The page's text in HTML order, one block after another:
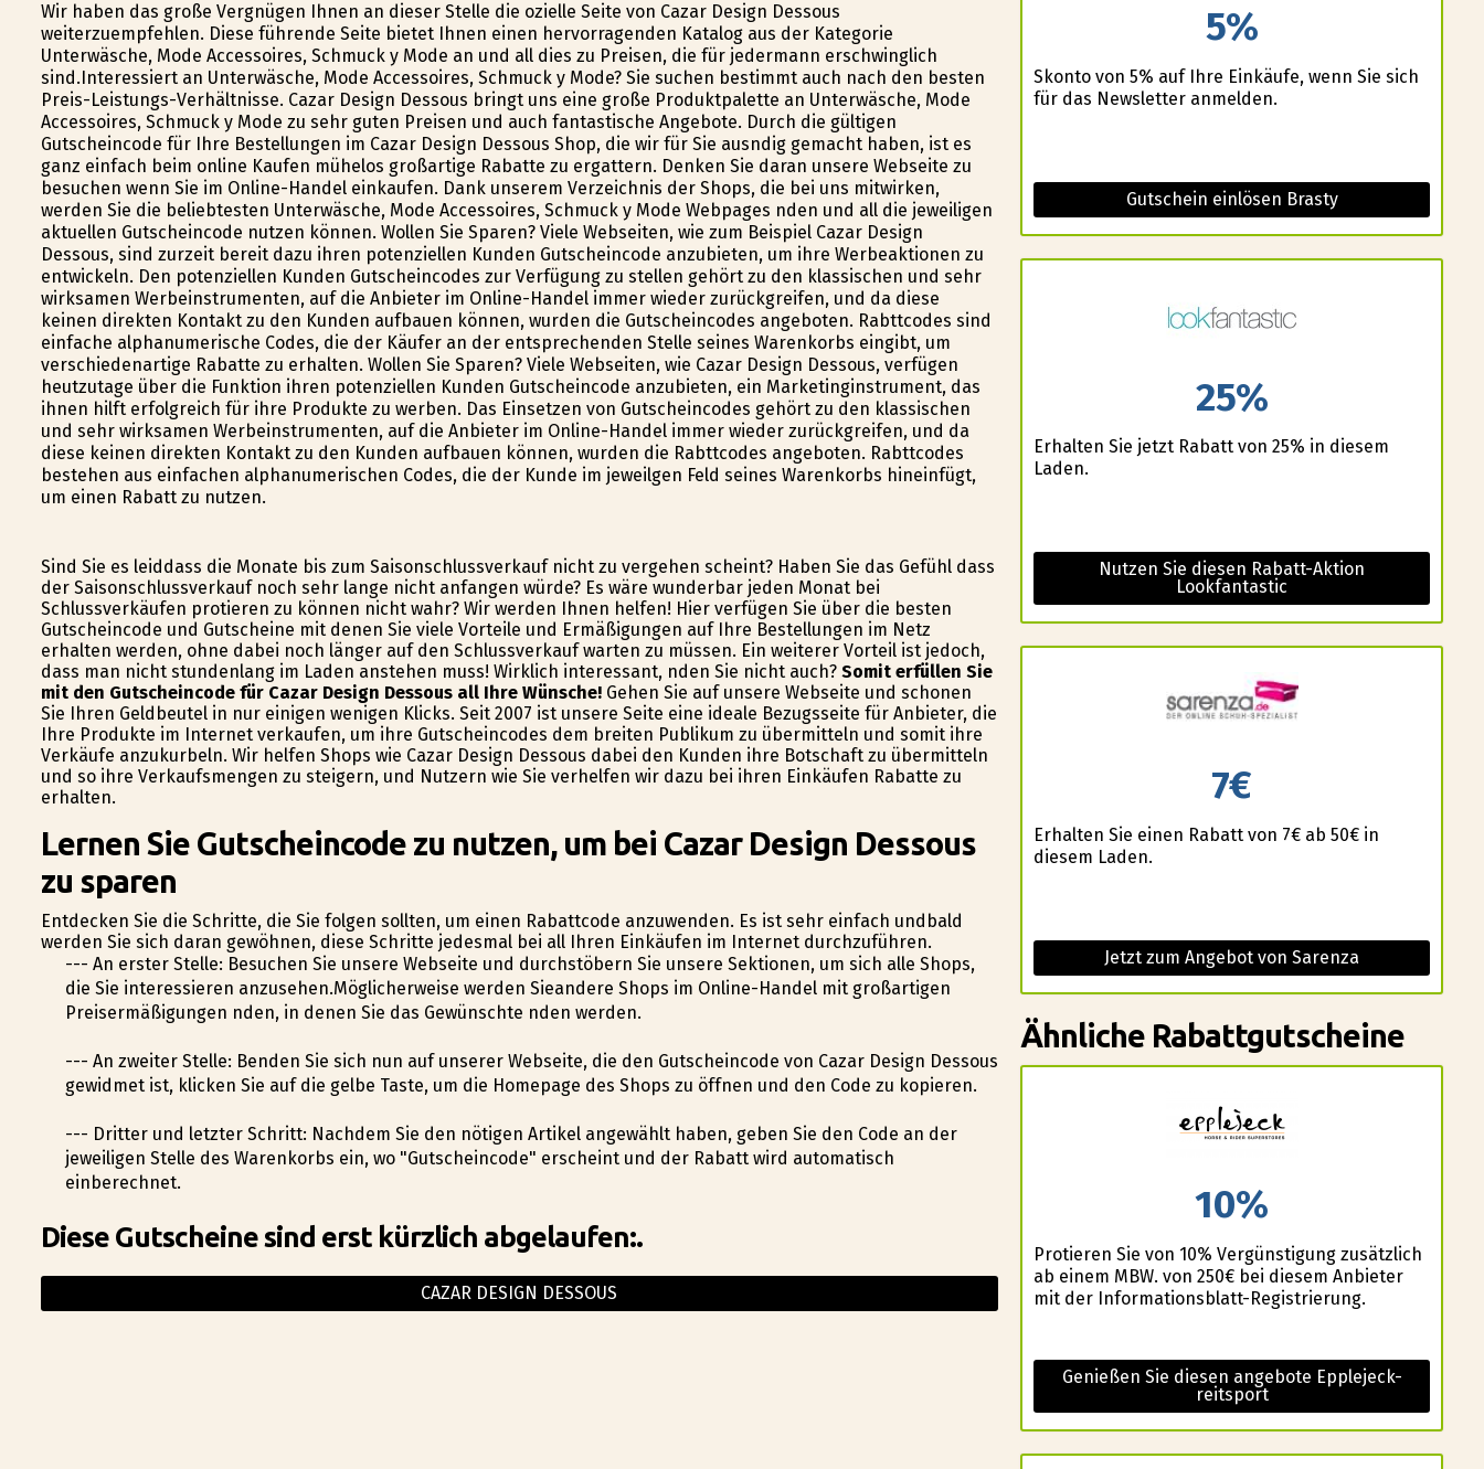
Wir haben das große Vergnügen Ihnen an dieser Stelle die ofizielle Seite von Cazar Design Dessous
weiterzuempfehlen. Diese führende Seite bietet Ihnen einen hervorragenden Katalog aus der Kategorie
Unterwäsche, Mode Accessoires, Schmuck y Mode an und all dies zu Preisen, die für jedermann erschwinglich
sind.Interessiert an Unterwäsche, Mode Accessoires, Schmuck y Mode? Sie suchen bestimmt auch nach den besten
Preis-Leistungs-Verhältnisse. Cazar Design Dessous bringt uns eine große Produktpalette an Unterwäsche, Mode
Accessoires, Schmuck y Mode zu sehr guten Preisen und auch fantastische Angebote. Durch die gültigen
Gutscheincode für Ihre Bestellungen im Cazar Design Dessous Shop, die wir für Sie ausfindig gemacht haben, ist es
ganz einfach beim online Kaufen mühelos großartige Rabatte zu ergattern. Denken Sie daran unsere Webseite zu
besuchen wenn Sie im Online-Handel einkaufen. Dank unserem Verzeichnis der Shops, die bei uns mitwirken,
werden Sie die beliebtesten Unterwäsche, Mode Accessoires, Schmuck y Mode Webpages finden und all die jeweiligen
aktuellen Gutscheincode nutzen können. Wollen Sie Sparen? Viele Webseiten, wie zum Beispiel Cazar Design
Dessous, sind zurzeit bereit dazu ihren potenziellen Kunden Gutscheincode anzubieten, um ihre Werbeaktionen zu
entwickeln. Den potenziellen Kunden Gutscheincodes zur Verfügung zu stellen gehört zu den klassischen und sehr
wirksamen Werbeinstrumenten, auf die Anbieter im Online-Handel immer wieder zurückgreifen, und da diese
keinen direkten Kontakt zu den Kunden aufbauen können, wurden die Gutscheincodes angeboten. Rabttcodes sind
einfache alphanumerische Codes, die der Käufer an der entsprechenden Stelle seines Warenkorbs eingibt, um
verschiedenartige Rabatte zu erhalten. Wollen Sie Sparen? Viele Webseiten, wie Cazar Design Dessous, verfügen
heutzutage über die Funktion ihren potenziellen Kunden Gutscheincode anzubieten, ein Marketinginstrument, das
ihnen hilft erfolgreich für ihre Produkte zu werben. Das Einsetzen von Gutscheincodes gehört zu den klassischen
und sehr wirksamen Werbeinstrumenten, auf die Anbieter im Online-Handel immer wieder zurückgreifen, und da
diese keinen direkten Kontakt zu den Kunden aufbauen können, wurden die Rabttcodes angeboten. Rabttcodes
bestehen aus einfachen alphanumerischen Codes, die der Kunde im jeweilgen Feld seines Warenkorbs hineinfügt,
um einen Rabatt zu nutzen.
Sind Sie es leiddass die Monate bis zum Saisonschlussverkauf nicht zu vergehen scheint? Haben Sie das Gefühl dass
der Saisonschlussverkauf noch sehr lange nicht anfangen würde? Es wäre wunderbar jeden Monat bei
Schlussverkäufen profitieren zu können nicht wahr? Wir werden Ihnen helfen! Hier verfügen Sie über die besten
Gutscheincode und Gutscheine mit denen Sie viele Vorteile und Ermäßigungen auf Ihre Bestellungen im Netz
erhalten werden, ohne dabei noch länger auf den Schlussverkauf warten zu müssen. Ein weiterer Vorteil ist jedoch,
dass man nicht stundenlang im Laden anstehen muss! Wirklich interessant, finden Sie nicht auch? Somit erfüllen Sie
mit den Gutscheincode für Cazar Design Dessous all Ihre Wünsche!Gehen Sie auf unsere Webseite und schonen
Sie Ihren Geldbeutel in nur einigen wenigen Klicks. Seit 2007 ist unsere Seite eine ideale Bezugsseite für Anbieter, die
Ihre Produkte im Internet verkaufen, um ihre Gutscheincodes dem breiten Publikum zu übermitteln und somit ihre
Verkäufe anzukurbeln. Wir helfen Shops wie Cazar Design Dessous dabei den Kunden ihre Botschaft zu übermitteln
und so ihre Verkaufsmengen zu steigern, und Nutzern wie Sie verhelfen wir dazu bei ihren Einkäufen Rabatte zu
erhalten.
Lernen Sie Gutscheincode zu nutzen, um bei Cazar Design Dessous
zu sparen
Entdecken Sie die Schritte, die Sie folgen sollten, um einen Rabattcode anzuwenden. Es ist sehr einfach undbald
werden Sie sich daran gewöhnen, diese Schritte jedesmal bei all Ihren Einkäufen im Internet durchzuführen.
--- An erster Stelle: Besuchen Sie unsere Webseite und durchstöbern Sie unsere Sektionen, um sich alle Shops,
die Sie interessieren anzusehen.Möglicherweise werden Sieandere Shops im Online-Handel mit großartigen
Preisermäßigungen finden, in denen Sie das Gewünschte finden werden.
--- An zweiter Stelle: Befinden Sie sich nun auf unserer Webseite, die den Gutscheincode von Cazar Design Dessous
gewidmet ist, klicken Sie auf die gelbe Taste, um die Homepage des Shops zu öffnen und den Code zu kopieren.
--- Dritter und letzter Schritt: Nachdem Sie den nötigen Artikel angewählt haben, geben Sie den Code an der
jeweiligen Stelle des Warenkorbs ein, wo "Gutscheincode" erscheint und der Rabatt wird automatisch
einberechnet.
Diese Gutscheine sind erst kürzlich abgelaufen:.
CAZAR DESIGN DESSOUS
5%
Skonto von 5% auf Ihre Einkäufe, wenn Sie sich
für das Newsletter anmelden.
Gutschein einlösen Brasty
25%
Erhalten Sie jetzt Rabatt von 25% in diesem
Laden.
Nutzen Sie diesen Rabatt-Aktion
Lookfantastic
7€
Erhalten Sie einen Rabatt von 7€ ab 50€ in
diesem Laden.
Jetzt zum Angebot von Sarenza
Ähnliche Rabattgutscheine
10%
Profitieren Sie von 10% Vergünstigung zusätzlich
ab einem MBW. von 250€ bei diesem Anbieter
mit der Informationsblatt-Registrierung.
Genießen Sie diesen angebote Epplejeck-
reitsport